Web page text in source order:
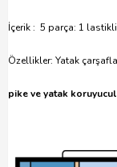
İçerik : 5 parça: 1 lastikli
Özellikler: Yatak
pike ve yatak